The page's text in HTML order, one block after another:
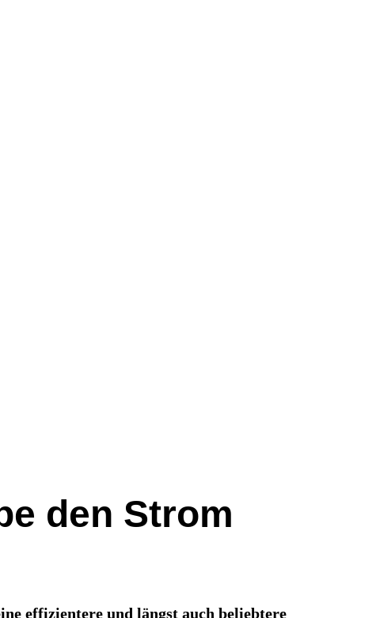
den Strom
effizientere und längst auch beliebtere